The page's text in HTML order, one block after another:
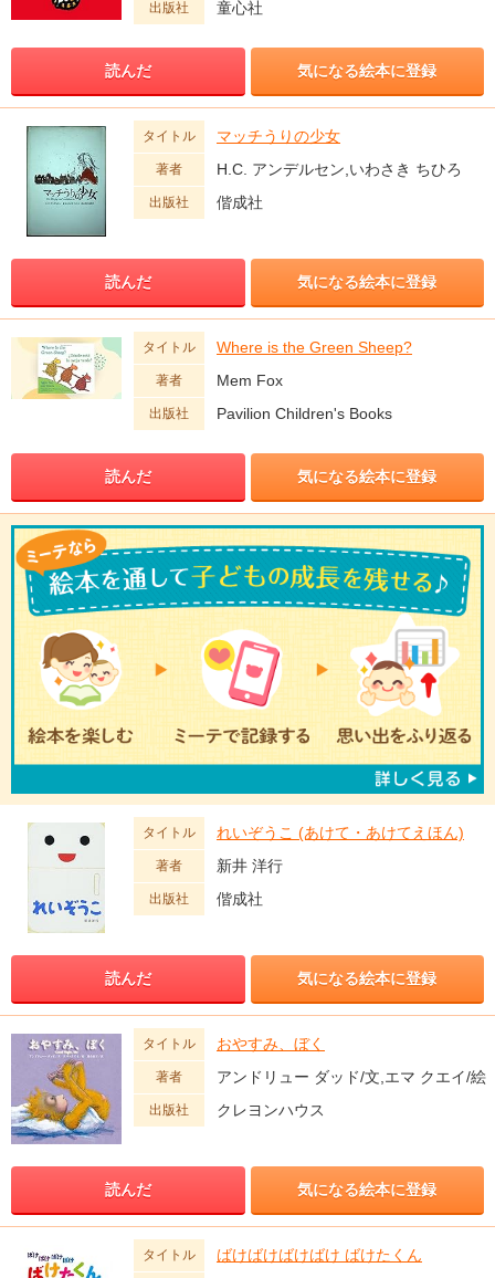
出版社 童心社
読んだ 気になる絵本に登録
タイトル マッチうりの少女
著者 H.C. アンデルセン,いわさき ちひろ
出版社 偕成社
読んだ 気になる絵本に登録
タイトル Where is the Green Sheep?
著者 Mem Fox
出版社 Pavilion Children's Books
読んだ 気になる絵本に登録
タイトル れいぞうこ (あけて・あけてえほん)
著者 新井 洋行
出版社 偕成社
読んだ 気になる絵本に登録
タイトル おやすみ、ぼく
著者 アンドリュー ダッド/文,エマ クエイ/絵
出版社 クレヨンハウス
読んだ 気になる絵本に登録
タイトル ばけばけばけばけ ばけたくん